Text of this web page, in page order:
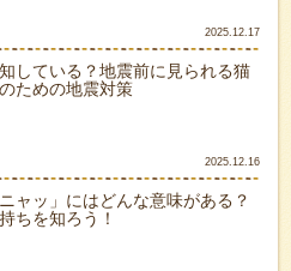
2025.12.17
している？地震前に見られる猫
ための地震対策
2025.12.16
ャッ」にはどんな意味がある？
ちを知ろう！